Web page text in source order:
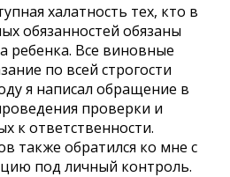
халатность тех, кто в
обязанностей обязаны
Все виновные
по всей строгости
я написал обращение в
проверки и
к ответственности.
также обратился ко мне с
под личный контроль.